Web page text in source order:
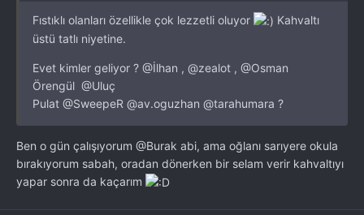
Fıstıklı olanları özellikle çok lezzetli oluyor
Kahvaltı
üstü tatlı niyetine.
Evet kimler geliyor ? @İlhan , @zealot , @Osman
Örengül @Uluç
Pulat @SweepeR @av.oguzhan @tarahumara ?
Ben o gün çalışıyorum @Burak abi, ama oğlanı sarıyere okula
bırakıyorum sabah, oradan dönerken bir selam verir kahvaltıyı
yapar sonra da kaçarım